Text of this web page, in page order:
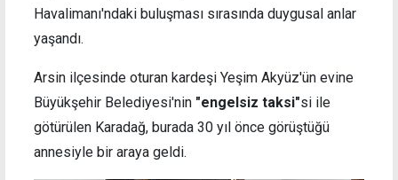
Havalimanı'ndaki buluşması sırasında duygusal anlar
yaşandı.
Arsin ilçesinde oturan kardeşi Yeşim Akyüz'ün evine
Büyükşehir Belediyesi'nin "engelsiz taksi"si ile
götürülen Karadağ, burada 30 yıl önce görüştüğü
annesiyle bir araya geldi.